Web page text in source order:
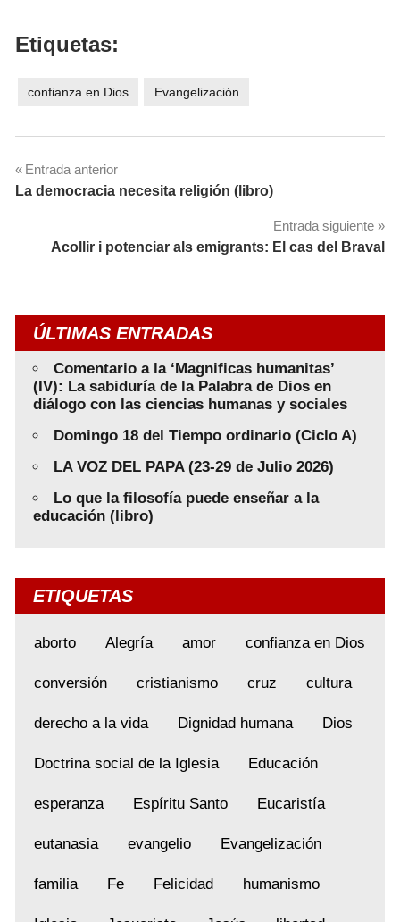
Etiquetas:
confianza en Dios Evangelización
Navegación
entradas
Entrada anterior
La democracia necesita religión (libro)
Entrada siguiente
Acollir i potenciar als emigrants: El cas del Braval
ÚLTIMAS ENTRADAS
Comentario a la ‘Magnificas humanitas’
(IV): La sabiduría de la Palabra de Dios en
diálogo con las ciencias humanas y sociales
Domingo 18 del Tiempo ordinario (Ciclo A)
LA VOZ DEL PAPA (23-29 de Julio 2026)
Lo que la filosofía puede enseñar a la
educación (libro)
ETIQUETAS
aborto Alegría amor confianza en Dios
conversión cristianismo cruz cultura
derecho a la vida Dignidad humana Dios
Doctrina social de la Iglesia Educación
esperanza Espíritu Santo Eucaristía
eutanasia evangelio Evangelización
familia Fe Felicidad humanismo